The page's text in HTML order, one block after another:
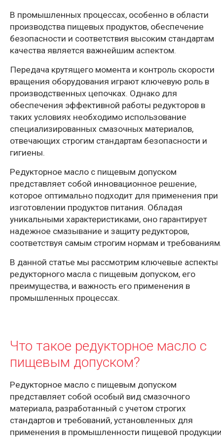
В промышленных процессах, особенно в области
производства пищевых продуктов, обеспечение
безопасности и соответствия высоким стандартам
качества является важнейшим аспектом.
Передача крутящего момента и контроль скорости
вращения оборудования играют ключевую роль в
производственных цепочках. Однако для
обеспечения эффективной работы редукторов в
таких условиях необходимо использование
специализированных смазочных материалов,
отвечающих строгим стандартам безопасности и
гигиены.
Редукторное масло с пищевым допуском
представляет собой инновационное решение,
которое оптимально подходит для применения при
изготовлении продуктов питания. Обладая
уникальными характеристиками, оно гарантирует
надежное смазывание и защиту редукторов,
соответствуя самым строгим нормам и
В данной статье мы рассмотрим ключевые аспекты
редукторного масла с пищевым допуском, его
преимущества, и важность его применения в
промышленных процессах.
Что такое редукторное масло с
пищевым допуском?
Редукторное масло с пищевым допуском
представляет собой особый вид смазочного
материала, разработанный с учетом строгих
стандартов и требований, установленных для
применения в промышленности пищевой